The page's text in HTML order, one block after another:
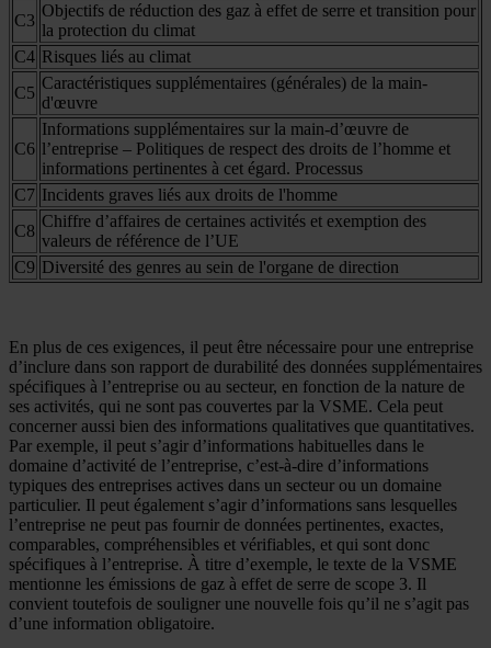
C3
Objectifs de réduction des gaz à effet de serre et transition pour
la protection du climat
C4 Risques liés au climat
C5
Caractéristiques supplémentaires (générales) de la main-
d'œuvre
C6
Informations supplémentaires sur la main-d’œuvre de
l’entreprise – Politiques de respect des droits de l’homme et
informations pertinentes à cet égard. Processus
C7 Incidents graves liés aux droits de l'homme
C8
Chiffre d’affaires de certaines activités et exemption des
valeurs de référence de l’UE
C9 Diversité des genres au sein de l'organe de direction
En plus de ces exigences, il peut être nécessaire pour une entreprise
d’inclure dans son rapport de durabilité des données supplémentaires
spécifiques à l’entreprise ou au secteur, en fonction de la nature de
ses activités, qui ne sont pas couvertes par la VSME. Cela peut
concerner aussi bien des informations qualitatives que quantitatives.
Par exemple, il peut s’agir d’informations habituelles dans le
domaine d’activité de l’entreprise, c’est-à-dire d’informations
typiques des entreprises actives dans un secteur ou un domaine
particulier. Il peut également s’agir d’informations sans lesquelles
l’entreprise ne peut pas fournir de données pertinentes, exactes,
comparables, compréhensibles et vérifiables, et qui sont donc
spécifiques à l’entreprise. À titre d’exemple, le texte de la VSME
mentionne les émissions de gaz à effet de serre de scope 3. Il
convient toutefois de souligner une nouvelle fois qu’il ne s’agit pas
d’une information obligatoire.